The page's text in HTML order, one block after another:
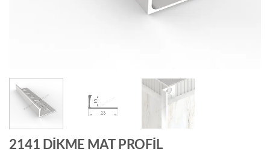
2141 DİKME MAT PROFİL